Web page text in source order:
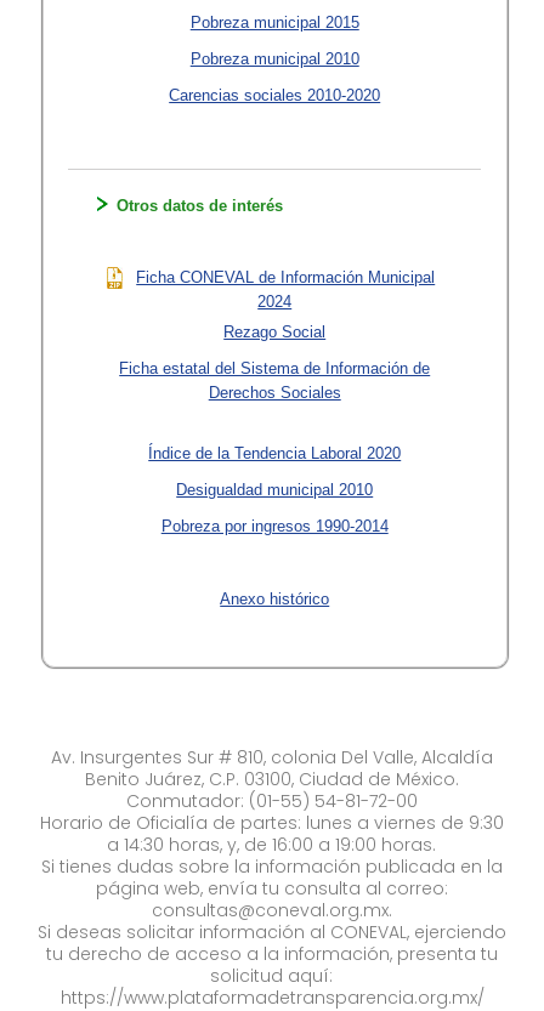
Pobreza municipal 2015
Pobreza municipal 2010
Carencias sociales 2010-2020
Otros datos de interés
Ficha CONEVAL de Información Municipal
2024
Rezago Social
Ficha estatal del Sistema de Información de
Derechos Sociales
Índice de la Tendencia Laboral 2020
Desigualdad municipal 2010
Pobreza por ingresos 1990-2014
Anexo histórico
Av. Insurgentes Sur # 810, colonia Del Valle, Alcaldía
Benito Juárez, C.P. 03100, Ciudad de México.
Conmutador: (01-55) 54-81-72-00
Horario de Oficialía de partes: lunes a viernes de 9:30
a 14:30 horas, y, de 16:00 a 19:00 horas.
Si tienes dudas sobre la información publicada en la
página web, envía tu consulta al correo:
consultas@coneval.org.mx.
Si deseas solicitar información al CONEVAL, ejerciendo
tu derecho de acceso a la información, presenta tu
solicitud aquí:
https://www.plataformadetransparencia.org.mx/